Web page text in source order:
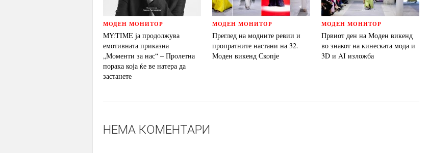
МОДЕН МОНИТОР
MY:TIME ја продолжува
емотивната приказна
„Моменти за нас“ – Пролетна
порака која ќе ве натера да
застанете
МОДЕН МОНИТОР
Преглед на модните ревии и
пропратните настани на 32.
Моден викенд Скопје
МОДЕН МОНИТОР
Првиот ден на Моден викенд
во знакот на кинеската мода и
3D и AI изложба
НЕМА КОМЕНТАРИ